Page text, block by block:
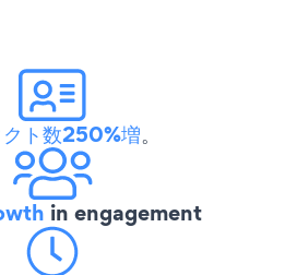
クト数250%増。
in engagement